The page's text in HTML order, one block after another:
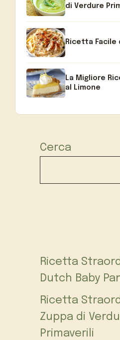
di Verdure
Ricetta Facile
La Migliore
al Limone
Cerca
Ricetta
Dutch Baby
Ricetta
Zuppa di
Primaverili